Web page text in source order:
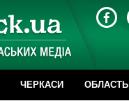
ЧЕРКАСИ ОБЛАСТЬ